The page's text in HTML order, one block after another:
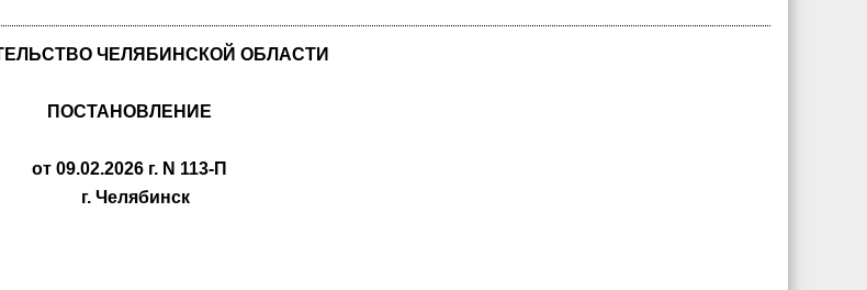
ЧЕЛЯБИНСКОЙ ОБЛАСТИ
ПОСТАНОВЛЕНИЕ
от 09.02.2026 г. N 113-П
г. Челябинск